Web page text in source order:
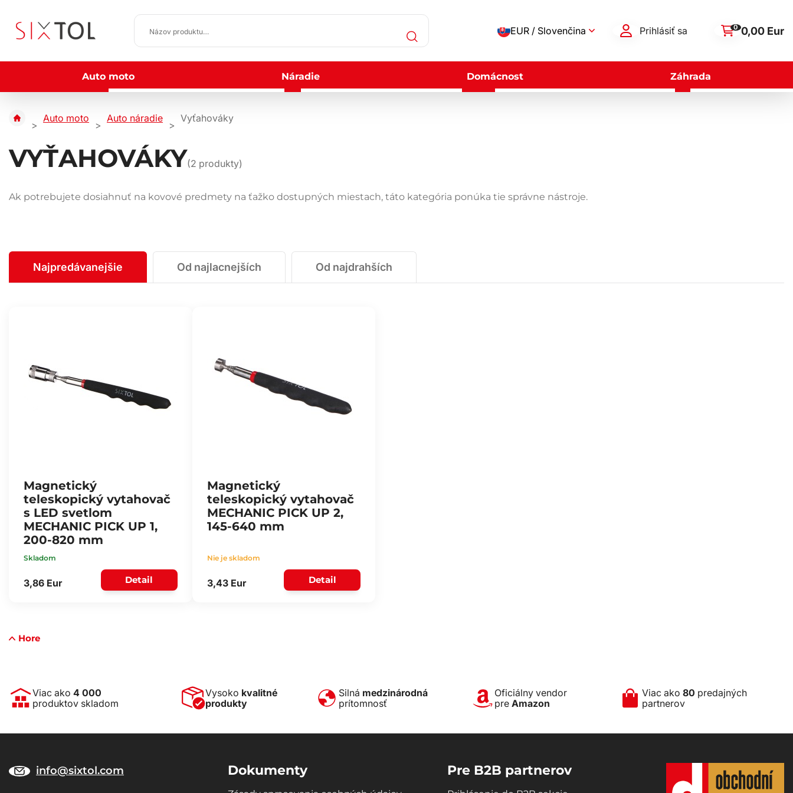
EUR / Slovenčina Prihlásiť sa 0 0,00 Eur
Auto moto Náradie Domácnost Záhrada
Auto moto Auto náradie Vyťahováky
VYŤAHOVÁKY(2 produkty)
Ak potrebujete dosiahnuť na kovové predmety na ťažko dostupných miestach, táto kategória ponúka tie správne nástroje.
Najpredávanejšie Od najlacnejších Od najdrahších
Magnetický
teleskopický vytahovač
s LED svetlom
MECHANIC PICK UP 1,
200-820 mm
Skladom
3,86 Eur Detail
Magnetický
teleskopický vytahovač
MECHANIC PICK UP 2,
145-640 mm
Nie je skladom
3,43 Eur Detail
Hore
Viac ako 4 000
produktov skladom
Vysoko kvalitné
produkty
Silná medzinárodná
prítomnosť
Oficiálny vendor
preAmazon
Viac ako 80 predajných
partnerov
info@sixtol.com Dokumenty Pre B2B partnerov